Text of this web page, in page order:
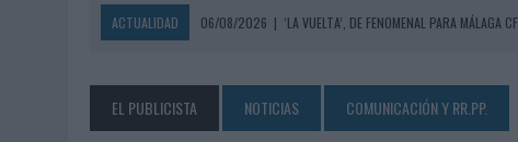
ACTUALIDAD 06/08/2026 | ‘LA VUELTA’, DE FENOMENAL PARA MÁLAGA CF
EL MERCADO PUBLICITARIO CAE UN 2,6% EN 2025, AUNQUE
06/08/2026 | LA TELEVISIÓN SIGUE LIDERANDO EL CONSUMO DE MEDIOS
EL PUBLICISTA NOTICIAS COMUNICACIÓN Y RR.PP.